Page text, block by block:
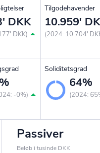
DKK
DKK)
Tilgodehavender
10.959'
(2024: 10.704'
-0%)
Soliditetsgrad
64%
(2024:
Passiver
Beløb i tusinde DKK